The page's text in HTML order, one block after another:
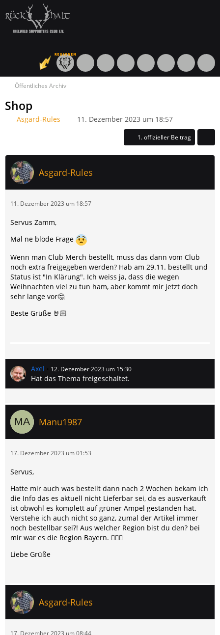
Öffentliches Archiv
Shop
Asgard-Rules 11. Dezember 2023 um 18:57
1. offizieller Beitrag
Asgard-Rules
11. Dezember 2023 um 18:57
Servus Zamm,
Mal ne blöde Frage
Wenn man Club Merch bestellt, muss das dann vom Club
noch extra freigegeben werden? Hab am 29.11. bestellt und
Status ist "In Klärung". Ich weiss ja, dass die wegen
Weihnachten viel zu tun ham, aber kommt mir jetzt doch
sehr lange vor🤔
Beste Grüße 🤘🏻
Axel 12. Dezember 2023 um 15:30
Hat das Thema freigeschaltet.
Manu1987
17. Dezember 2023 um 01:53
Servus,
Hatte mir auch was bestellt dann nach 2 Wochen bekam ich
die Info das es aktuell nicht Lieferbar sei, da es ausverkauft
ist obwohl es komplett auf grüner Ampel gestanden hat.
Verstehe ich auch nicht so ganz, zumal der Artikel immer
noch bestellbar sei?! Aus welcher Region bist du den? bei
mir war es die Region Bayern. 🤷🏻‍♂️
Liebe Grüße
Asgard-Rules
17. Dezember 2023 um 08:44